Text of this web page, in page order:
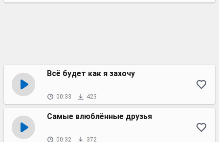
Всё будет как я захочу
00:33 423
Самые влюблённые друзья
00:32 372